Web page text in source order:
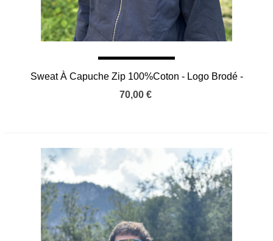
Sweat À Capuche Zip 100%Coton - Logo Brodé -
Navy
70,00 €